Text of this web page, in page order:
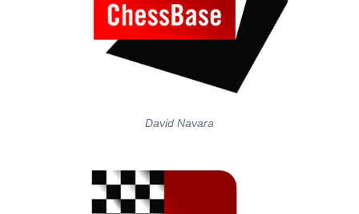
David Navara